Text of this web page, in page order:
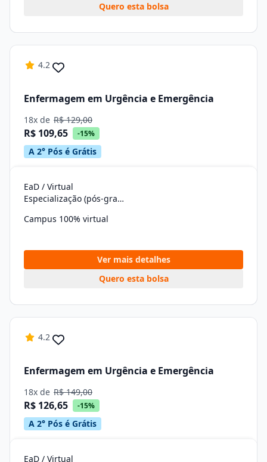
Quero esta bolsa
4.2
Enfermagem em Urgência e Emergência
18x de R$ 129,00
R$ 109,65 -15%
A 2° Pós é Grátis
EaD / Virtual
Especialização (pós-graduação)
Campus 100% virtual
Ver mais detalhes
Quero esta bolsa
4.2
Enfermagem em Urgência e Emergência
18x de R$ 149,00
R$ 126,65 -15%
A 2° Pós é Grátis
EaD / Virtual